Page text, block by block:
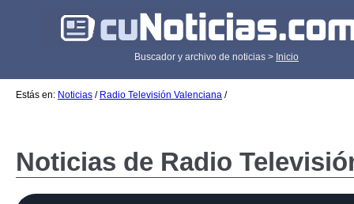
Buscador y archivo de noticias > Inicio
Estás en: Noticias / Radio Televisión Valenciana /
Noticias de Radio